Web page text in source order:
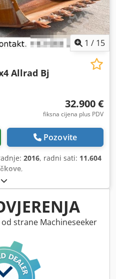
1 / 15
Allrad Bj
32.900 €
fiksna cijena plus PDV
Pozovite
2016, radni sati: 11.604
,
strane Machineseeker